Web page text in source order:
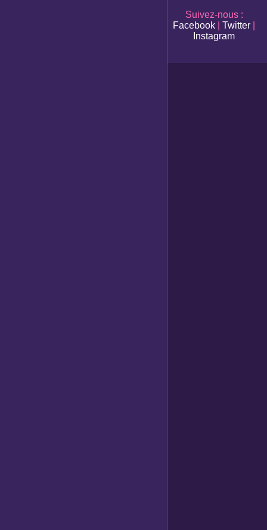
Suivez-nous :
Facebook
Twitter
Instagram